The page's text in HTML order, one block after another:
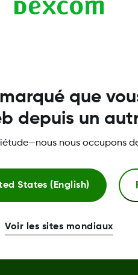
Conformité
que
depuis un
nous occupons
States (English)
Voir les sites mondiaux